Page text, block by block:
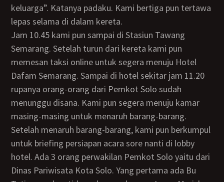
keluarga”. Katanya padaku. Kami bertiga pun tertawa
lepas selama di dalam kereta.
Jam 10.45 kami pun sampai di Stasiun Tawang
Semarang. Setelah turun dari kereta kami pun
memesan taksi online untuk segera menuju Hotel
Dafam Semarang. Sampai di hotel sekitar jam 11.20
rupanya orang-orang dari Pemkot Solo sudah
menunggu disana. Kami pun segera menuju kamar
masing-masing untuk menaruh barang-barang.
Setelah menaruh barang-barang, kami pun berkumpul
untuk briefing persiapan acara sore nanti di lobby
hotel. Ada 3 orang perwakilan Pemkot Solo yaitu dari
Dinas Pariwisata Kota Solo. Yang pertama ada Bu